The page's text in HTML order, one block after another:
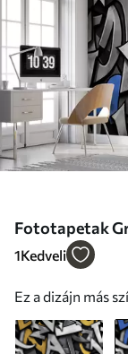
Fototapetak
w01186v1
1Kedveli
Ez a dizájn más